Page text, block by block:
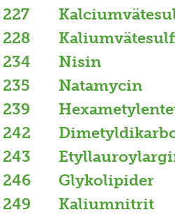
227
228
234 Nisin
235 Natamycin
239
242
243
246 Glykolipider
249 Kaliumnitrit